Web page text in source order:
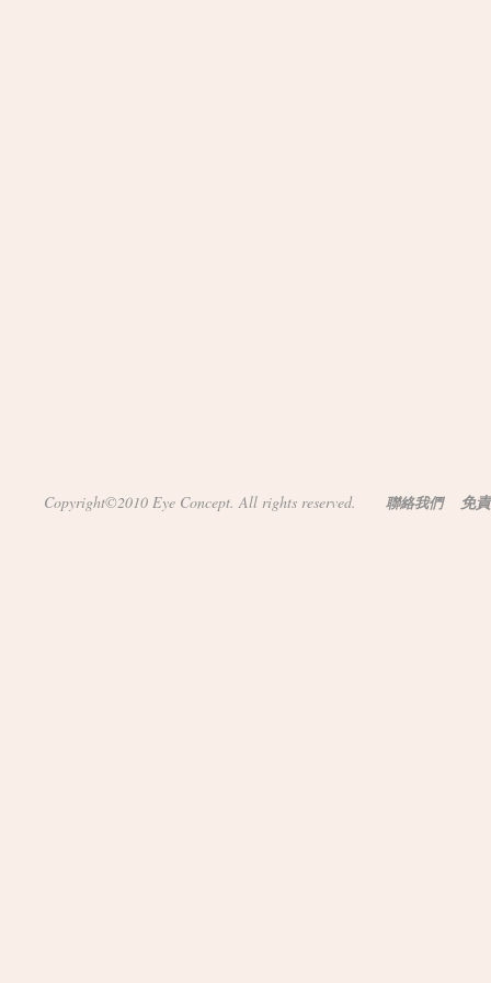
Copyright©2010 Eye Concept. All rights reserved. 聯絡我們 免